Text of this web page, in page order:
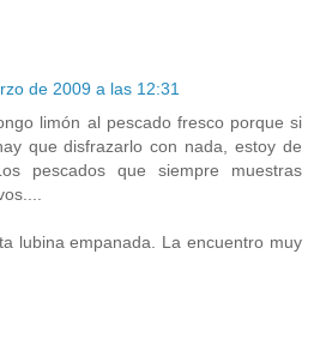
de 2009 a las 12:31
limón al pescado fresco porque si
que disfrazarlo con nada, estoy de
pescados que siempre muestras
lubina empanada. La encuentro muy